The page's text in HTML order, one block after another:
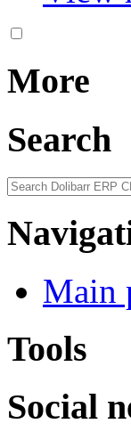
More
Search
Main
Tools
Social